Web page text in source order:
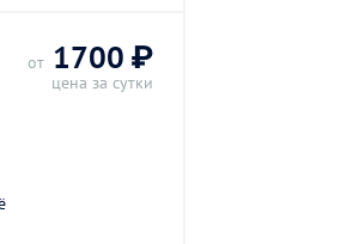
от 1700 ₽
цена за сутки